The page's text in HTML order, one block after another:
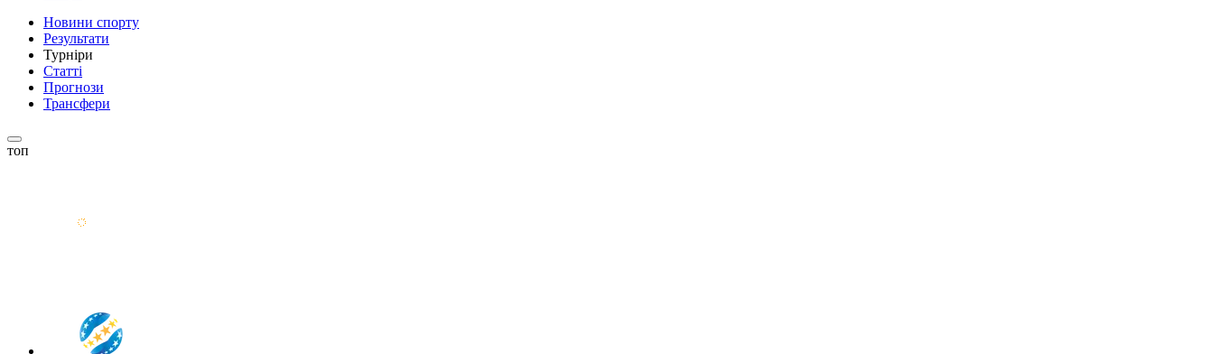
Новини спорту
Результати
Турніри
Статті
Прогнози
Трансфери
топ